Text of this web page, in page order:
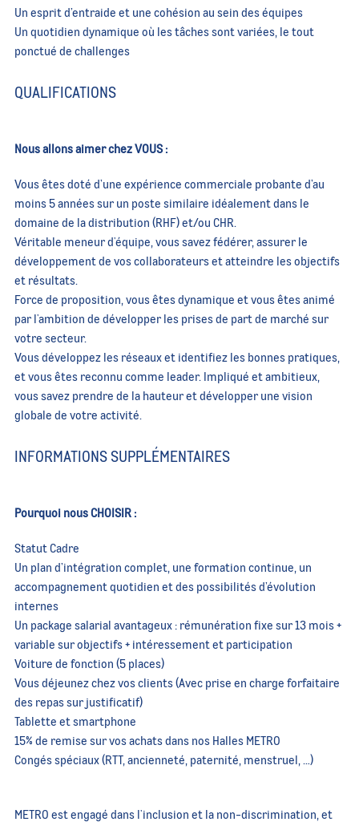
Un esprit d’entraide et une cohésion au sein des équipes
Un quotidien dynamique où les tâches sont variées, le tout
ponctué de challenges
QUALIFICATIONS
Nous allons aimer chez VOUS :
Vous êtes doté d’une expérience commerciale probante d’au
moins 5 années sur un poste similaire idéalement dans le
domaine de la distribution (RHF) et/ou CHR.
Véritable meneur d'équipe, vous savez fédérer, assurer le
développement de vos collaborateurs et atteindre les objectifs
et résultats.
Force de proposition, vous êtes dynamique et vous êtes animé
par l'ambition de développer les prises de part de marché sur
votre secteur.
Vous développez les réseaux et identifiez les bonnes pratiques,
et vous êtes reconnu comme leader. Impliqué et ambitieux,
vous savez prendre de la hauteur et développer une vision
globale de votre activité.
INFORMATIONS SUPPLÉMENTAIRES
Pourquoi nous CHOISIR :
Statut Cadre
Un plan d’intégration complet, une formation continue, un
accompagnement quotidien et des possibilités d’évolution
internes
Un package salarial avantageux : rémunération fixe sur 13 mois +
variable sur objectifs + intéressement et participation
Voiture de fonction (5 places)
Vous déjeunez chez vos clients (Avec prise en charge forfaitaire
des repas sur justificatif)
Tablette et smartphone
15% de remise sur vos achats dans nos Halles METRO
Congés spéciaux (RTT, ancienneté, paternité, menstruel, …)
METRO est engagé dans l'inclusion et la non-discrimination, et